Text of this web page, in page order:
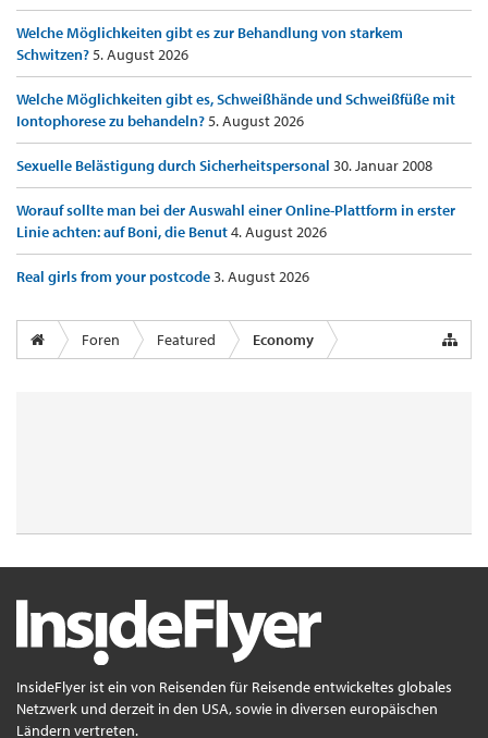
Welche Möglichkeiten gibt es zur Behandlung von starkem
Schwitzen?5. August 2026
Welche Möglichkeiten gibt es, Schweißhände und Schweißfüße mit
Iontophorese zu behandeln?5. August 2026
Sexuelle Belästigung durch Sicherheitspersonal 30. Januar 2008
Worauf sollte man bei der Auswahl einer Online-Plattform in erster
Linie achten: auf Boni, die Benut4. August 2026
Real girls from your postcode3. August 2026
Foren Featured Economy
InsideFlyer ist ein von Reisenden für Reisende entwickeltes globales
Netzwerk und derzeit in den USA, sowie in diversen europäischen
Ländern vertreten.